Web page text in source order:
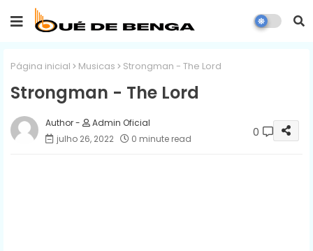
Página inicial Musicas Strongman - The Lord
Strongman - The Lord
Admin Oficial
julho 26, 2022
0 minute read 0